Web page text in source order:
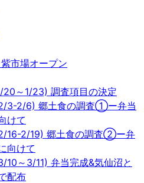
市場オープン
20～1/23) 調査項目の決定
3-2/6) 郷土食の調査①ー弁当
けて
16-2/19) 郷土食の調査②ー弁
向けて
10～3/11) 弁当完成&気仙沼と
配布